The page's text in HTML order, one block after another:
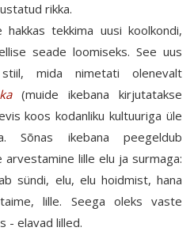
rikka.
hakkas tekkima uusi koolkondi,
seade loomiseks. See uus
mida nimetati olenevalt
(muide ikebana kirjutatakse
koos kodanliku kultuuriga üle
Sõnas ikebana peegeldub
arvestamine lille elu ja surmaga:
sündi, elu, elu hoidmist, hana
lille. Seega oleks vaste
- elavad lilled.